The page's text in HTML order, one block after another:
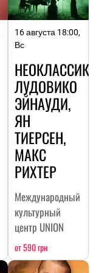
16 августа 18:00,
Вс
НЕОКЛАССИКА:
ЛУДОВИКО
ЭЙНАУДИ,
ЯН
ТИЕРСЕН,
МАКС
РИХТЕР
Международный
культурный
центр UNION
от 590 грн